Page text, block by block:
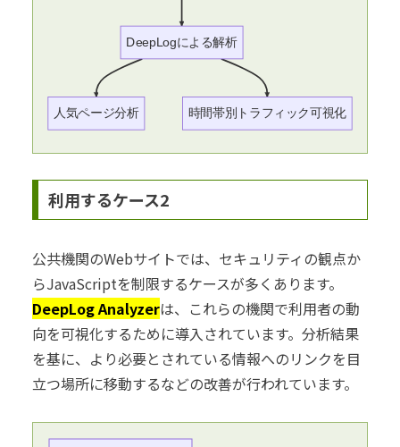
DeepLogによる解析
人気ページ分析 時間帯別トラフィック可視化
利用するケース2
公共機関のWebサイトでは、セキュリティの観点か
らJavaScriptを制限するケースが多くあります。
DeepLog Analyzerは、これらの機関で利用者の動
向を可視化するために導入されています。分析結果
を基に、より必要とされている情報へのリンクを目
立つ場所に移動するなどの改善が行われています。